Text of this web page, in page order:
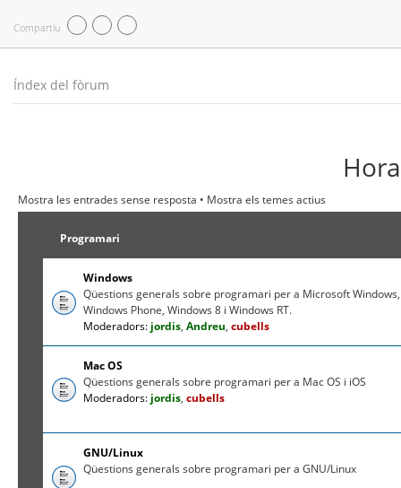
Compartiu
Índex del fòrum
Mostra les entrades sense resposta • Mostra els temes actius
Programari
Windows
Qüestions generals sobre programari per a Microsoft Windows,
Windows Phone, Windows 8 i Windows RT.
Moderadors: jordis,Andreu,cubells
Mac OS
Qüestions generals sobre programari per a Mac OS i iOS
Moderadors: jordis,cubells
GNU/Linux
Qüestions generals sobre programari per a GNU/Linux